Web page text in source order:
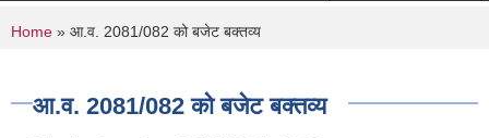
You are here
Home » आ.व. 2081/082 को बजेट बक्तव्य
आ.व. 2081/082 को बजेट बक्तव्य